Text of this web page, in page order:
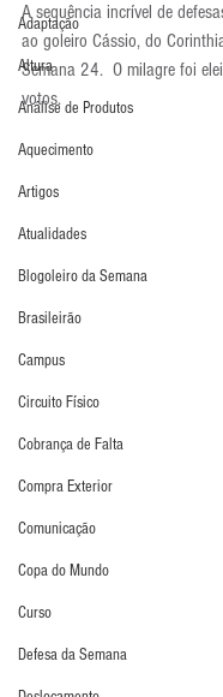
Adaptação
Altura
Análise de Produtos
Aquecimento
Artigos
Atualidades
Blogoleiro da Semana
Brasileirão
Campus
Circuito Físico
Cobrança de Falta
Compra Exterior
Comunicação
Copa do Mundo
Curso
Defesa da Semana
A sequência incrível de
ao goleiro Cássio, do
Semana 24.  O milagre foi
votos.